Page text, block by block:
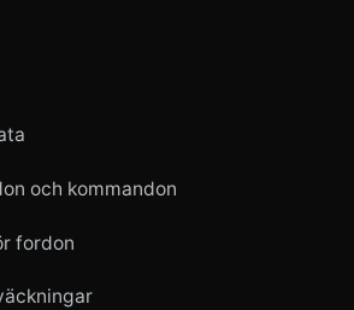
och kommandon
fordon